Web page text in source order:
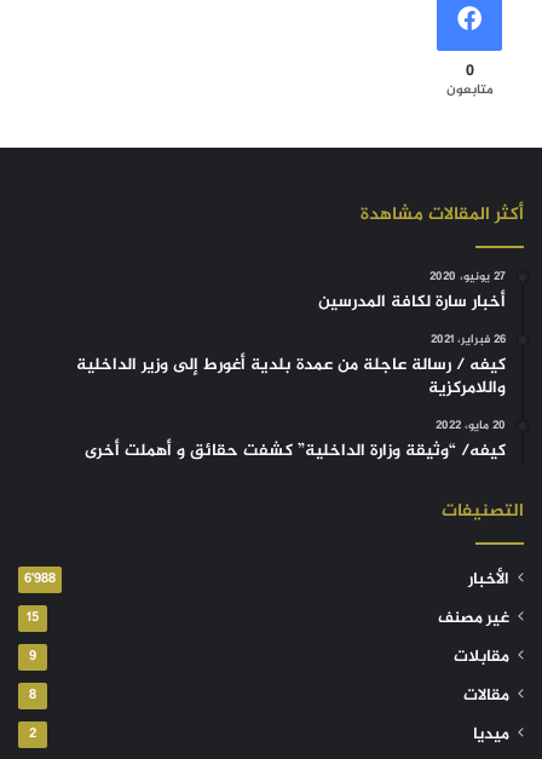
0
متابعون
أكثر المقالات مشاهدة
27 يونيو، 2020
أخبار سارة لكافة المدرسين
26 فبراير، 2021
كيفه / رسالة عاجلة من عمدة بلدية أغورط إلى وزير الداخلية
واللامركزية
20 مايو، 2022
كيفه/ “وثيقة وزارة الداخلية” كشفت حقائق و أهملت أخرى
التصنيفات
الأخبار 6٬988
غير مصنف 15
مقابلات 9
مقالات 8
ميديا 2